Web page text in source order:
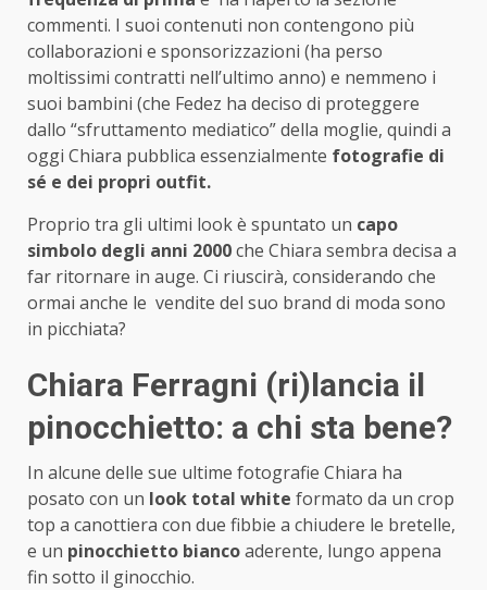
commenti. I suoi contenuti non contengono più
collaborazioni e sponsorizzazioni (ha perso
moltissimi contratti nell’ultimo anno) e nemmeno i
suoi bambini (che Fedez ha deciso di proteggere
dallo “sfruttamento mediatico” della moglie, quindi a
oggi Chiara pubblica essenzialmente fotografie di
sé e dei propri outfit.
Proprio tra gli ultimi look è spuntato un capo
simbolo degli anni 2000che Chiara sembra decisa a
far ritornare in auge. Ci riuscirà, considerando che
ormai anche le vendite del suo brand di moda sono
in picchiata?
Chiara Ferragni (ri)lancia il
pinocchietto: a chi sta bene?
In alcune delle sue ultime fotografie Chiara ha
posato con un look total white formato da un crop
top a canottiera con due fibbie a chiudere le bretelle,
e un pinocchietto biancoaderente, lungo appena
fin sotto il ginocchio.